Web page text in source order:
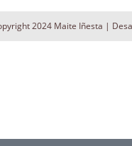
2024 Maite Iñesta |